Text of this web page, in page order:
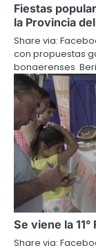
Fiestas
la Provincia
Share via:
con propuestas
bonaerenses.
Se viene la
Share via: